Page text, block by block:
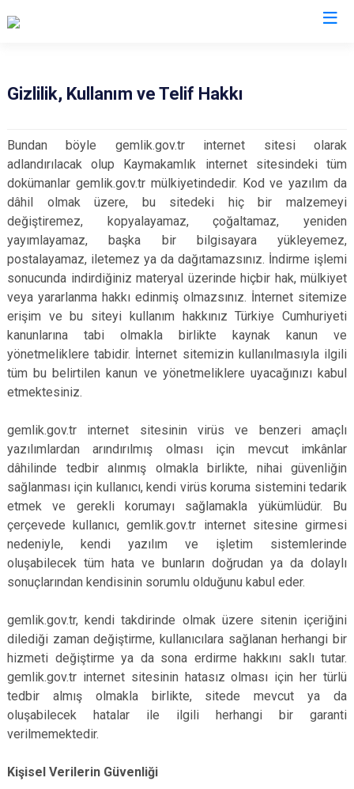
Gemlik
Gürsu
Harmancık
İnegöl
İznik
Karacabey
Keles
Kestel
Mudanya
Nilüfer
Orhaneli
Orhangazi
Osmangazi
Yenişehir
Yıldırım
Gizlilik, Kullanım ve Telif Hakkı
Bundan böyle gemlik.gov.tr internet sitesi olarak
adlandırılacak olup Kaymakamlık internet sitesindeki tüm
dokümanlar gemlik.gov.tr mülkiyetindedir. Kod ve yazılım da
dâhil olmak üzere, bu sitedeki hiç bir malzemeyi
değiştiremez, kopyalayamaz, çoğaltamaz, yeniden
yayımlayamaz, başka bir bilgisayara yükleyemez,
postalayamaz, iletemez ya da dağıtamazsınız. İndirme işlemi
sonucunda indirdiğiniz materyal üzerinde hiçbir hak, mülkiyet
veya yararlanma hakkı edinmiş olmazsınız. İnternet sitemize
erişim ve bu siteyi kullanım hakkınız Türkiye Cumhuriyeti
kanunlarına tabi olmakla birlikte kaynak kanun ve
yönetmeliklere tabidir. İnternet sitemizin kullanılmasıyla ilgili
tüm bu belirtilen kanun ve yönetmeliklere uyacağınızı kabul
etmektesiniz.
gemlik.gov.tr internet sitesinin virüs ve benzeri amaçlı
yazılımlardan arındırılmış olması için mevcut imkânlar
dâhilinde tedbir alınmış olmakla birlikte, nihai güvenliğin
sağlanması için kullanıcı, kendi virüs koruma sistemini tedarik
etmek ve gerekli korumayı sağlamakla yükümlüdür. Bu
çerçevede kullanıcı, gemlik.gov.tr internet sitesine girmesi
nedeniyle, kendi yazılım ve işletim sistemlerinde
oluşabilecek tüm hata ve bunların doğrudan ya da dolaylı
sonuçlarından kendisinin sorumlu olduğunu kabul eder.
gemlik.gov.tr, kendi takdirinde olmak üzere sitenin içeriğini
dilediği zaman değiştirme, kullanıcılara sağlanan herhangi bir
hizmeti değiştirme ya da sona erdirme hakkını saklı tutar.
gemlik.gov.tr internet sitesinin hatasız olması için her türlü
tedbir almış olmakla birlikte, sitede mevcut ya da
oluşabilecek hatalar ile ilgili herhangi bir garanti
verilmemektedir.
Kişisel Verilerin Güvenliği